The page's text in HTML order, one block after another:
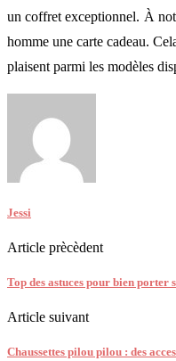
un coffret exceptionnel. À
homme une carte cadeau.
plaisent parmi les modèles
Jessi
Article prècèdent
Top des astuces pour bien porter
Article suivant
Chaussettes pilou pilou : des